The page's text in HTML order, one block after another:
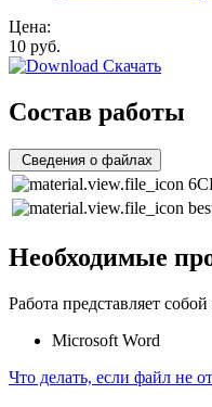
Цена:
10 руб.
Скачать
Состав работы
Сведения о файлах
Необходимые
Работа представляет
Microsoft Word
Что делать, если файл не